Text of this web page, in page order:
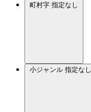
町村字 指定なし
小ジャンル 指定なし